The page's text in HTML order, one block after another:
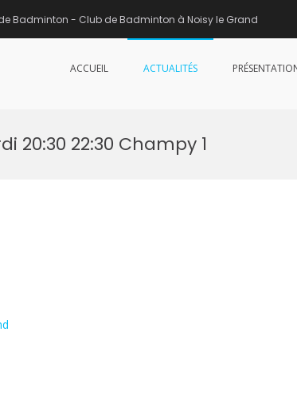
Badminton - Club de Badminton à Noisy le Grand
ACCUEIL ACTUALITÉS
20:30 22:30 Champy 1